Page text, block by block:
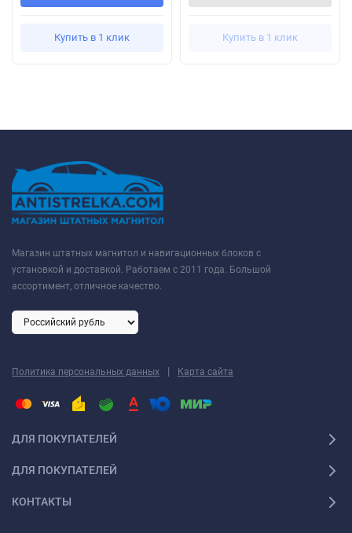
Купить в 1 клик Купить в 1 клик
Магазин штатных магнитол и навигационных блоков с
установкой и доставкой. Работаем с 2011 года. Большой
ассортимент, отличное качество.
Политика персональных данных | Карта сайта
ДЛЯ ПОКУПАТЕЛЕЙ
ДЛЯ ПОКУПАТЕЛЕЙ
КОНТАКТЫ